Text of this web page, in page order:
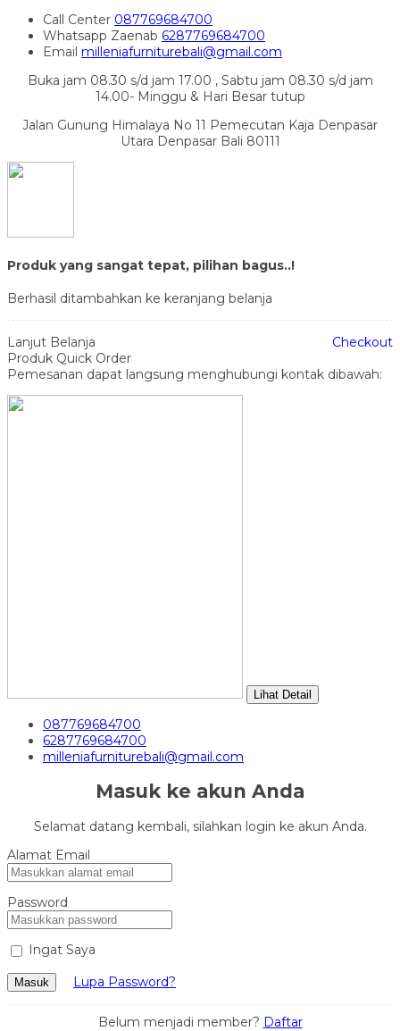
Call Center 087769684700
Whatsapp Zaenab 6287769684700
Email milleniafurniturebali@gmail.com
Buka jam 08.30 s/d jam 17.00 , Sabtu jam 08.30 s/d jam
14.00- Minggu & Hari Besar tutup
Jalan Gunung Himalaya No 11 Pemecutan Kaja Denpasar
Utara Denpasar Bali 80111
Produk yang sangat tepat, pilihan bagus..!
Berhasil ditambahkan ke keranjang belanja
Lanjut Belanja
Checkout
Produk Quick Order
Pemesanan dapat langsung menghubungi kontak dibawah:
Lihat Detail
087769684700
6287769684700
milleniafurniturebali@gmail.com
Masuk ke akun Anda
Selamat datang kembali, silahkan login ke akun Anda.
Alamat Email
Password
Ingat Saya
Masuk Lupa Password?
Belum menjadi member? Daftar